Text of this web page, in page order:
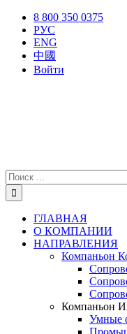
Skip
content
Facebook
YouTube
Instagram8 800 350 0375
РУС
ENG
中國
Войти
Результат
поиска:
ГЛАВНАЯ
О КОМПАНИИ
НАПРАВЛЕНИЯ
Компаньон
Компаньон
Умные